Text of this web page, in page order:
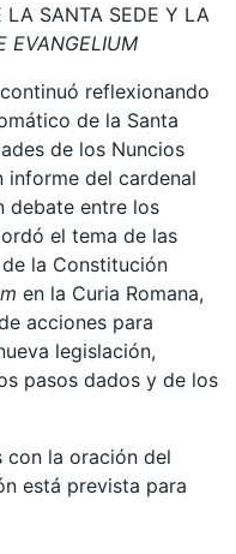
LA SANTA SEDE Y LA
EVANGELIUM
reflexionando
de la Santa
de los Nuncios
del cardenal
debate entre los
el tema de las
la Constitución
en la Curia Romana,
acciones para
legislación,
pasos dados y de los
con la oración del
está prevista para